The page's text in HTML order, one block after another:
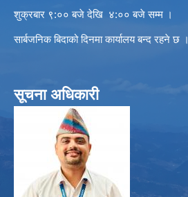
शुक्रबार ९:०० बजे देखि ४:०० बजे सम्म ।
सार्बजनिक बिदाको दिनमा कार्यालय बन्द रहने छ ।
सूचना अधिकारी